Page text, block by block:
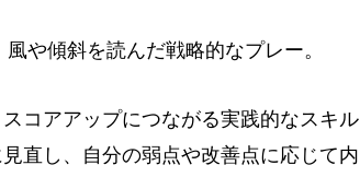
風や傾斜を読んだ戦略的なプレー。
コアアップにつながる実践的なスキル
直し、自分の弱点や改善点に応じて内